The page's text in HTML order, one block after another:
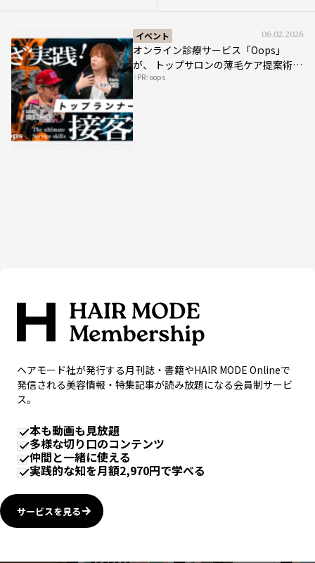
イベント 06.02.2026
オンライン診療サービス「Oops」
が、 トップサロンの薄毛ケア提案術を
HAIRCAMPで公開！
PR oops
ヘアモード社が発行する月刊誌・書籍やHAIR MODE Onlineで
発信される美容情報・特集記事が読み放題になる会員制サービ
ス。
本も動画も見放題
多様な切り口のコンテンツ
仲間と一緒に使える
実践的な知を月額2,970円で学べる
サービスを見る